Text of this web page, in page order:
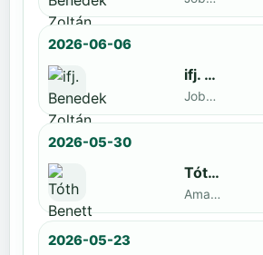
2026-06-06
ifj. Benedek Zoltán
Jobbak · döntős: Marko Novkov
2026-05-30
Tóth Benett
Amatőr · döntős: ifj. Benedek Zoltán
2026-05-23